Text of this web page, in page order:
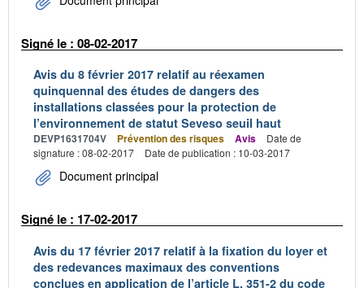
Signé le : 08-02-2017
Avis du 8 février 2017 relatif au réexamen
quinquennal des études de dangers des
installations classées pour la protection de
l’environnement de statut Seveso seuil haut
DEVP1631704V Prévention des risques Avis
Date de
signature : 08-02-2017
Date de publication : 10-03-2017
Document principal
Signé le : 17-02-2017
Avis du 17 février 2017 relatif à la fixation du loyer et
des redevances maximaux des conventions
conclues en application de l’article L. 351-2 du code